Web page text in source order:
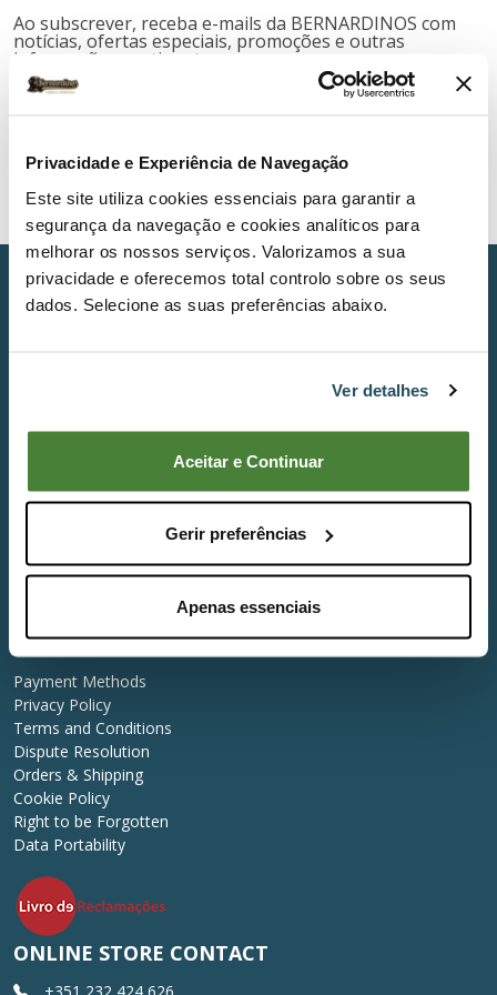
Privacidade e Experiência de Navegação
Este site utiliza cookies essenciais para garantir a
segurança da navegação e cookies analíticos para
melhorar os nossos serviços. Valorizamos a sua
privacidade e oferecemos total controlo sobre os seus
dados. Selecione as suas preferências abaixo.
Ver detalhes
Aceitar e Continuar
Gerir preferências
Apenas essenciais
Ao subscrever, receba e-mails da BERNARDINOS com
notícias, ofertas especiais, promoções e outras
informações pertinentes.
I have read and accept the terms and conditions
relating to subscribing to the Newsletter.
Main Categories
Vehicles
Who We Are
Useful Links
Payment Methods
Privacy Policy
Terms and Conditions
Dispute Resolution
Orders & Shipping
Cookie Policy
Right to be Forgotten
Data Portability
ONLINE STORE CONTACT